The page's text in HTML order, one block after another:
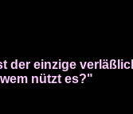
der einzige
nützt es?"